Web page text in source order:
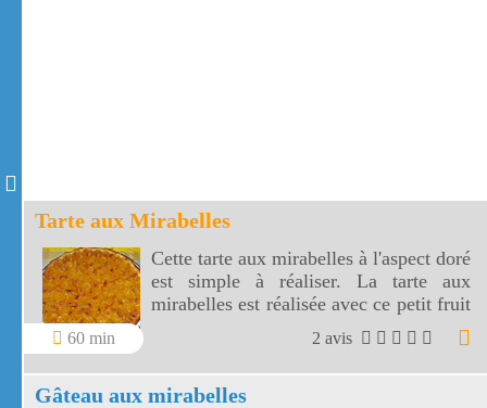
Tarte aux Mirabelles
60 min
Cette tarte aux mirabelles à l'aspect doré
est simple à réaliser. La tarte aux
mirabelles est réalisée avec ce petit fruit
2 avis
Gâteau aux mirabelles